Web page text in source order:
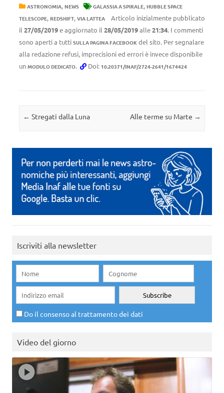
ASTRONOMIA, NEWS GALASSIA A SPIRALE, HUBBLE SPACE
TELESCOPE, REDSHIFT, VIA LATTEA
Articolo inizialmente pubblicato
il 27/05/2019e aggiornato il 28/05/2019alle21:34. I commenti
sono aperti a tutti SULLA PAGINA FACEBOOK del sito. Per segnalare
alla redazione refusi, imprecisioni ed errori è invece disponibile
un MODULO DEDICATO. Doi: 10.20371/INAF/2724-2641/1674424
Navigazione articolo
← Stregati dalla Luna Alle terme su Marte →
Iscriviti alla newsletter
Do il consenso al trattamento dei dati
Video del giorno